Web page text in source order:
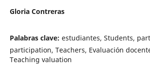
Gloria Contreras
Palabras clave: estudiantes, Students,
participation, Teachers, Evaluación
Teaching valuation